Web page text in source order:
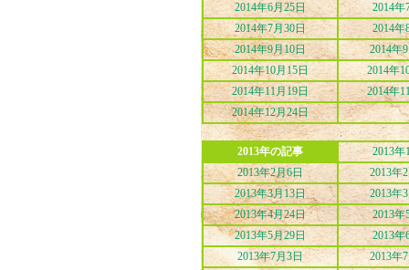
2014年6月25日
2014年
2014年7月30日
2014年
2014年9月10日
2014年
2014年10月15日
2014年
2014年11月19日
2014年
2014年12月24日
2013年の記事
2013年
2013年2月6日
2013年
2013年3月13日
2013年
2013年4月24日
2013年
2013年5月29日
2013年
2013年7月3日
2013年